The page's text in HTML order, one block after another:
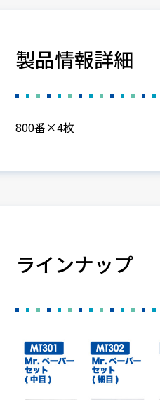
製品情報詳細
800番×4枚
ラインナップ